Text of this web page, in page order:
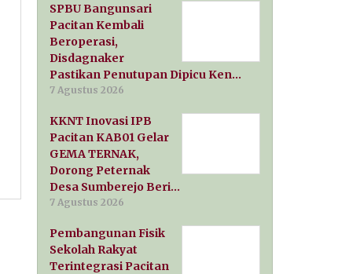
SPBU Bangunsari
Pacitan Kembali
Beroperasi,
Disdagnaker
Pastikan Penutupan Dipicu Ken…
7 Agustus 2026
KKNT Inovasi IPB
Pacitan KAB01 Gelar
GEMA TERNAK,
Dorong Peternak
Desa Sumberejo Beri…
7 Agustus 2026
Pembangunan Fisik
Sekolah Rakyat
Terintegrasi Pacitan